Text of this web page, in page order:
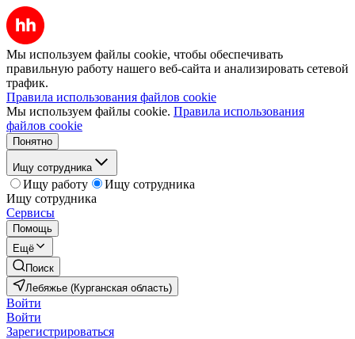
Мы используем файлы cookie, чтобы обеспечивать
правильную работу нашего веб-сайта и анализировать сетевой
трафик.
Правила использования файлов cookie
Мы используем файлы cookie. Правила использования
файлов cookie
Понятно
Ищу сотрудника
Ищу работу
Ищу сотрудника
Ищу сотрудника
Сервисы
Помощь
Ещё
Поиск
Лебяжье (Курганская область)
Войти
Войти
Зарегистрироваться